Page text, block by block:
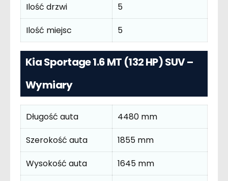
Ilość drzwi
5
Ilość miejsc
5
Kia Sportage 1.6 MT (132 HP) SUV –
Wymiary
Długość auta
4480 mm
Szerokość auta
1855 mm
Wysokość auta
1645 mm